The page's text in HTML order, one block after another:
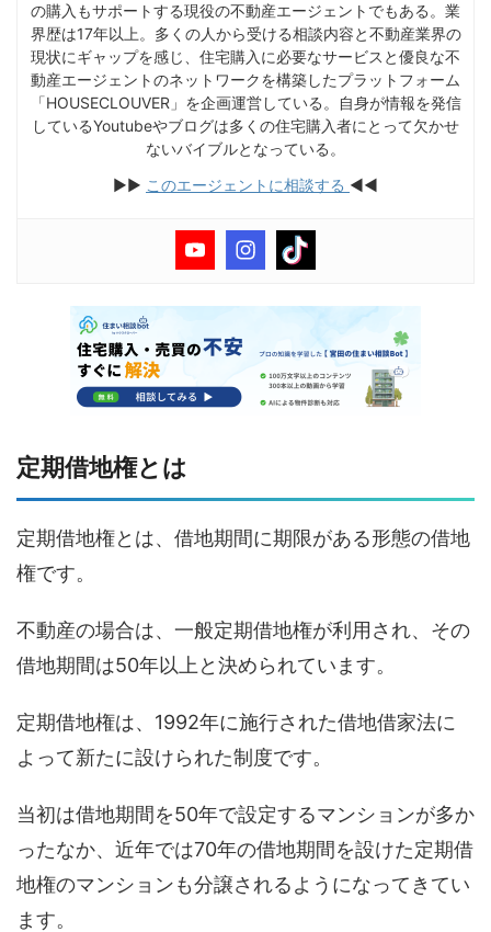
の購入もサポートする現役の不動産エージェントでもある。業
界歴は17年以上。多くの人から受ける相談内容と不動産業界の
現状にギャップを感じ、住宅購入に必要なサービスと優良な不
動産エージェントのネットワークを構築したプラットフォーム
「HOUSECLOUVER」を企画運営している。自身が情報を発信
しているYoutubeやブログは多くの住宅購入者にとって欠かせ
ないバイブルとなっている。
▶︎▶︎ このエージェントに相談する ◀︎◀︎
定期借地権とは
定期借地権とは、借地期間に期限がある形態の借地
権です。
不動産の場合は、一般定期借地権が利用され、その
借地期間は50年以上と決められています。
定期借地権は、1992年に施行された借地借家法に
よって新たに設けられた制度です。
当初は借地期間を50年で設定するマンションが多か
ったなか、近年では70年の借地期間を設けた定期借
地権のマンションも分譲されるようになってきてい
ます。